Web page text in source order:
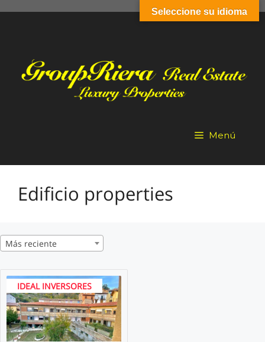
Menú
Edificio properties
Más reciente
IDEAL INVERSORES
Seleccione su idioma